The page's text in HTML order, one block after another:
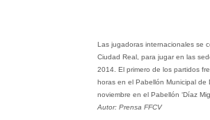
Las jugadoras internacionales se
Ciudad Real, para jugar en las
2014. El primero de los partidos
horas en el Pabellón Municipal de
noviembre en el Pabellón ‘Díaz
Autor: Prensa FFCV